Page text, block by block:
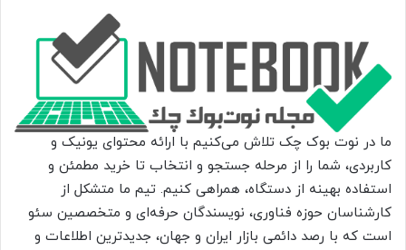
ما در نوت بوک چک تلاش می‌کنیم با ارائه محتوای یونیک و
کاربردی، شما را از مرحله جستجو و انتخاب تا خرید مطمئن و
استفاده بهینه از دستگاه، همراهی کنیم. تیم ما متشکل از
کارشناسان حوزه فناوری، نویسندگان حرفه‌ای و متخصصین سئو
است که با رصد دائمی بازار ایران و جهان، جدیدترین اطلاعات و